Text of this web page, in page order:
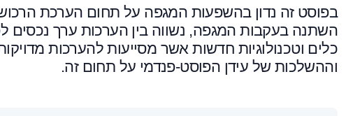
בפוסט זה נדון בהשפעות המגפה על תחום הערכת
השתנה בעקבות המגפה, נשווה בין הערכות ערך נכסים
כלים וטכנולוגיות חדשות אשר מסייעות להערכות
וההשלכות של עידן הפוסט-פנדמי על תחום זה.